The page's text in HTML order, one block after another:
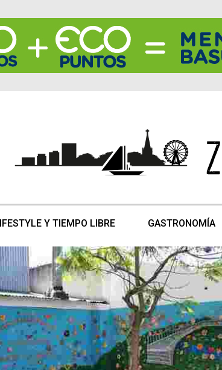
Y TIEMPO LIBRE GASTRONOMÍA